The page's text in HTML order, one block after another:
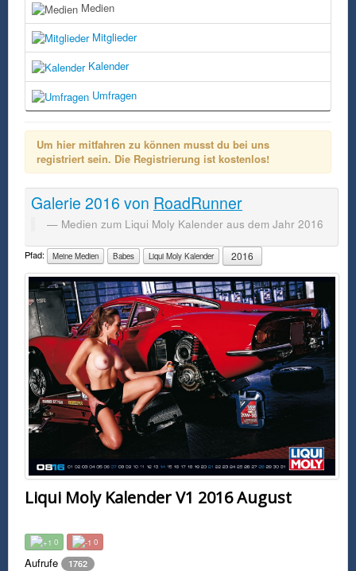
Medien
Mitglieder
Kalender
Umfragen
Um hier mitfahren zu können musst du bei uns
registriert sein. Die Registrierung ist kostenlos!
Galerie 2016 von RoadRunner
Medien zum Liqui Moly Kalender aus dem Jahr 2016
Pfad: Meine Medien Babes Liqui Moly Kalender 2016
Liqui Moly Kalender V1 2016 August
0 0
Aufrufe 1762